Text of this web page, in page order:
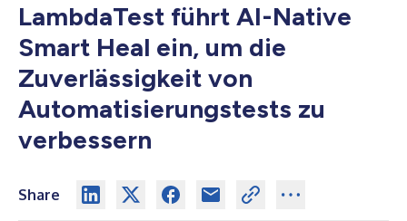
LambdaTest führt AI-Native
Smart Heal ein, um die
Zuverlässigkeit von
Automatisierungstests zu
verbessern
Share